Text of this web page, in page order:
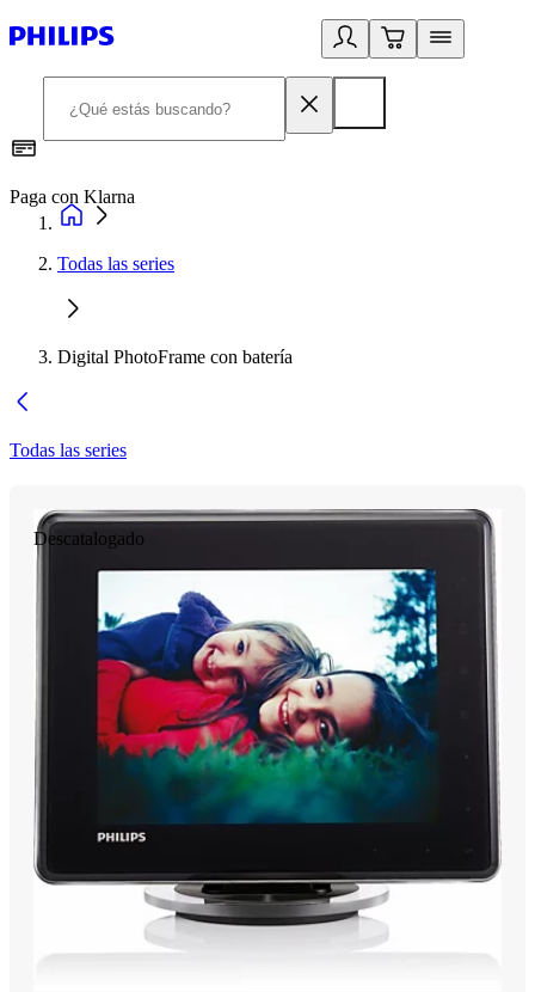
Paga con Klarna
Todas las series
Digital PhotoFrame con batería
Todas las series
Descatalogado